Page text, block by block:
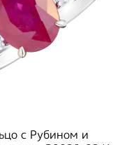
с Рубином и